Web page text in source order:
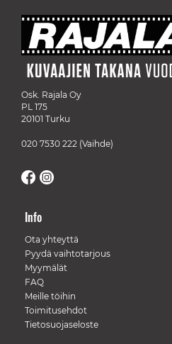
Osk. Rajala Oy
PL 175
20101 Turku
020 7530 222 (Vaihde)
Info
Ota yhteyttä
Pyydä vaihtotarjous
Myymälät
FAQ
Meille töihin
Toimitusehdot
Tietosuojaseloste